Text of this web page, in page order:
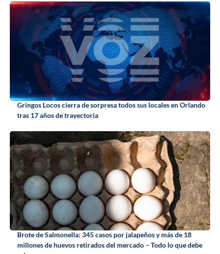
Gringos Locos cierra de sorpresa todos sus locales en Orlando
tras 17 años de trayectoria
Brote de Salmonella: 345 casos por jalapeños y más de 18
millones de huevos retirados del mercado – Todo lo que debe